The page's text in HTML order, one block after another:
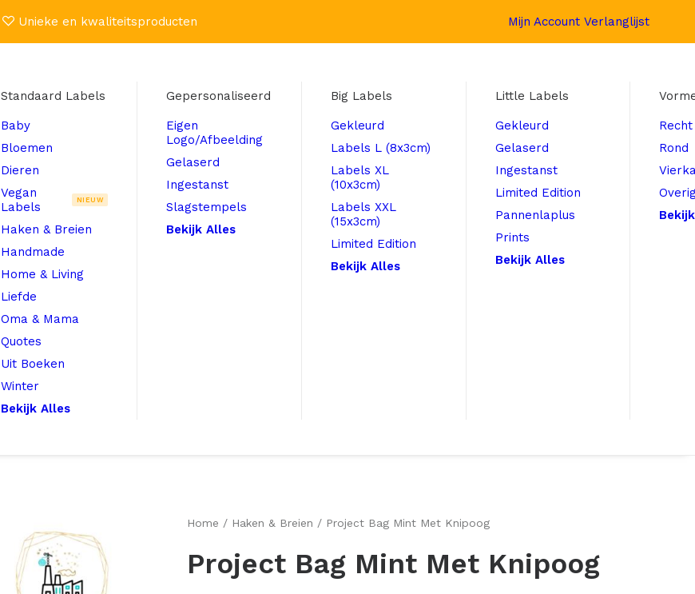
Unieke en kwaliteitsproducten Mijn Account Verlanglijst
Standaard Labels
Baby
Bloemen
Dieren
Vegan
Labels
NIEUW
Haken & Breien
Handmade
Home & Living
Liefde
Oma & Mama
Quotes
Uit Boeken
Winter
Bekijk Alles
Gepersonaliseerd
Eigen
Logo/Afbeelding
Gelaserd
Ingestanst
Slagstempels
Bekijk Alles
Big Labels
Gekleurd
Labels L (8x3cm)
Labels XL
(10x3cm)
Labels XXL
(15x3cm)
Limited Edition
Bekijk Alles
Little Labels
Gekleurd
Gelaserd
Ingestanst
Limited Edition
Pannenlaplus
Prints
Bekijk Alles
Recht
Rond
Home Haken & Breien Project Bag Mint Met Knipoog
Project Bag Mint Met Knipoog